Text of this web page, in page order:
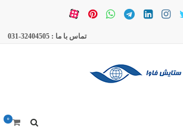
تماس با ما : 32404505-031
0